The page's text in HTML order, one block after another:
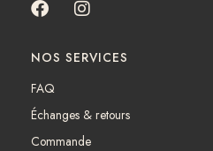
F
e
b
o
k
I
t
r
a
NOS SERVICES
FAQ
Échanges & retours
Commande